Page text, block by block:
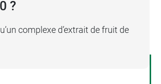
?
complexe d’extrait de fruit de